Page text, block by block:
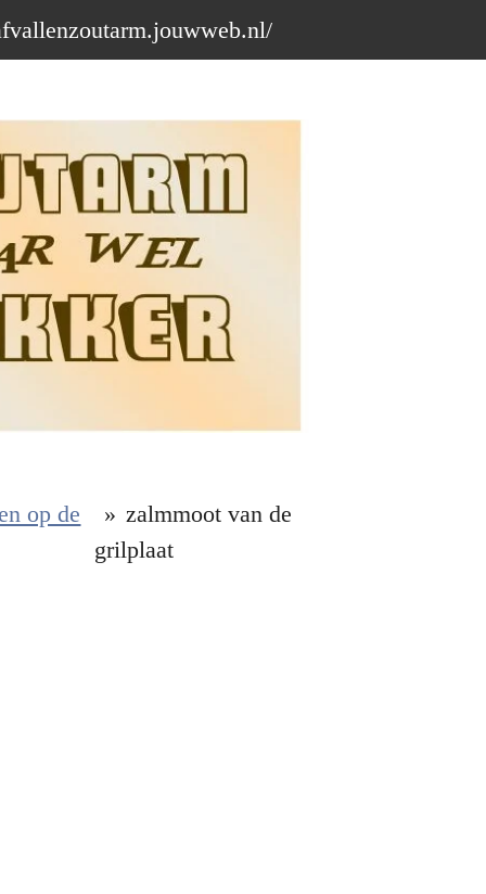
op de
» zalmmoot van de
grilplaat